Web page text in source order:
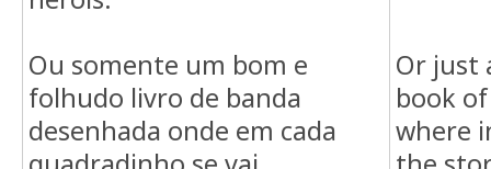
Ou somente um bom e
folhudo livro de banda
desenhada onde em cada
Or just
book
where